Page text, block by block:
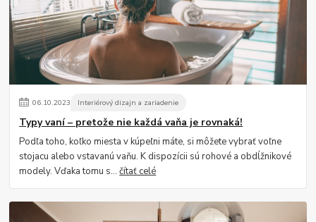
06.10.2023 Interiérový dizajn a zariadenie
Typy vaní – pretože nie každá vaňa je rovnaká!
Podľa toho, koľko miesta v kúpeľni máte, si môžete vybrať voľne
stojacu alebo vstavanú vaňu. K dispozícii sú rohové a obdĺžnikové
modely. Vďaka tomu s...čítať celé